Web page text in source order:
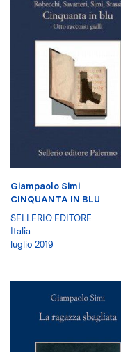
Giampaolo Simi
CINQUANTA IN BLU
SELLERIO EDITORE
Italia
luglio 2019